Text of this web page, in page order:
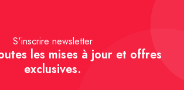
S'inscrire newsletter
les mises à jour et offres
exclusives.